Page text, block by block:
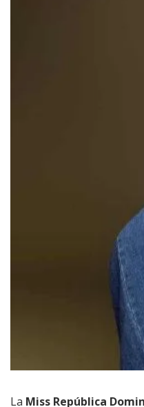
La Miss República